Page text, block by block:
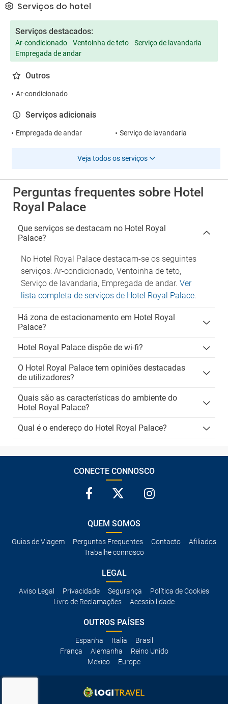
Serviços do hotel
Serviços destacados:
Ar-condicionado Ventoinha de teto
Serviço de lavandaria
Empregada de andar
Outros
Ar-condicionado
Serviços adicionais
Empregada de andar Serviço de lavandaria
Veja todos os serviços
Perguntas frequentes sobre Hotel
Royal Palace
Que serviços se destacam no Hotel Royal
Palace?
No Hotel Royal Palace destacam-se os seguintes
serviços: Ar-condicionado, Ventoinha de teto,
Serviço de lavandaria, Empregada de andar. Ver
lista completa de serviços de Hotel Royal Palace.
Há zona de estacionamento em Hotel Royal
Palace?
Hotel Royal Palace dispõe de wi-fi?
O Hotel Royal Palace tem opiniões destacadas
de utilizadores?
Quais são as características do ambiente do
Hotel Royal Palace?
Qual é o endereço do Hotel Royal Palace?
CONECTE CONNOSCO
QUEM SOMOS
Guias de Viagem Perguntas Frequentes Contacto
Afiliados
Trabalhe connosco
LEGAL
Aviso Legal Privacidade Segurança
Política de Cookies
Livro de Reclamações
Acessibilidade
OUTROS PAÍSES
Espanha Italia
Brasil
França
Alemanha
Reino Unido
Mexico
Europe